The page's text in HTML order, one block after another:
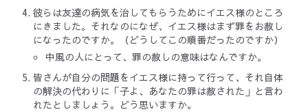
彼らは友達の病気を治してもらうためにイエス様のところ
にきました。それなのになぜ、イエス様はまず罪をお赦し
になったのですか。（どうしてこの順番だったのですか）
中風の人にとって、罪の赦しの意味はなんですか。
皆さんが自分の問題をイエス様に持って行って、それ自体
の解決の代わりに「子よ、あなたの罪は赦された」と言わ
れたとしましょう。どう思いますか。